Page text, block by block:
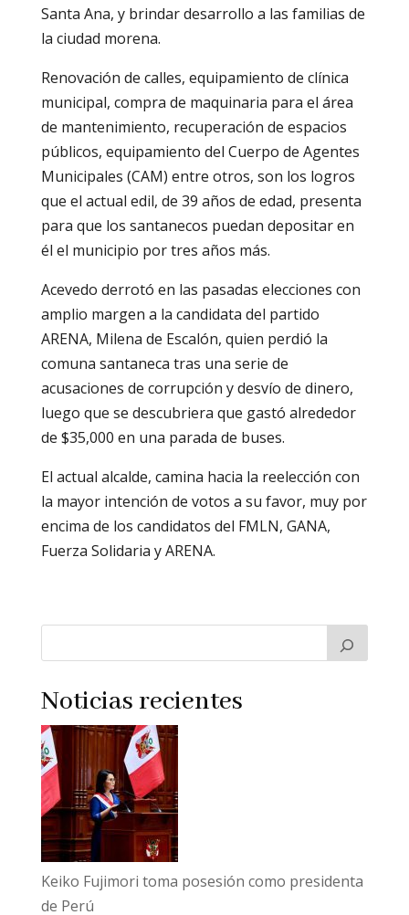
Santa Ana, y brindar desarrollo a las familias de
la ciudad morena.
Renovación de calles, equipamiento de clínica
municipal, compra de maquinaria para el área
de mantenimiento, recuperación de espacios
públicos, equipamiento del Cuerpo de Agentes
Municipales (CAM) entre otros, son los logros
que el actual edil, de 39 años de edad, presenta
para que los santanecos puedan depositar en
él el municipio por tres años más.
Acevedo derrotó en las pasadas elecciones con
amplio margen a la candidata del partido
ARENA, Milena de Escalón, quien perdió la
comuna santaneca tras una serie de
acusaciones de corrupción y desvío de dinero,
luego que se descubriera que gastó alrededor
de $35,000 en una parada de buses.
El actual alcalde, camina hacia la reelección con
la mayor intención de votos a su favor, muy por
encima de los candidatos del FMLN, GANA,
Fuerza Solidaria y ARENA.
Noticias recientes
Keiko Fujimori toma posesión como presidenta
de Perú